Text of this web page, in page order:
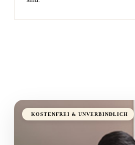
KOSTENFREI & UNVERBINDLICH